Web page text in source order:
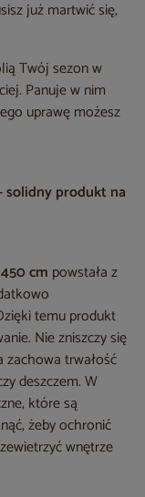
już martwić się,
Twój sezon w
Panuje w nim
uprawę możesz
solidny produkt na
cm powstała z
temu produkt
Nie zniszczy się
trwałość
deszczem. W
które są
żeby ochronić
wnętrze